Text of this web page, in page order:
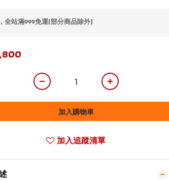
全站滿999免運(部分商品除外)
加入購物車
加入追蹤清單